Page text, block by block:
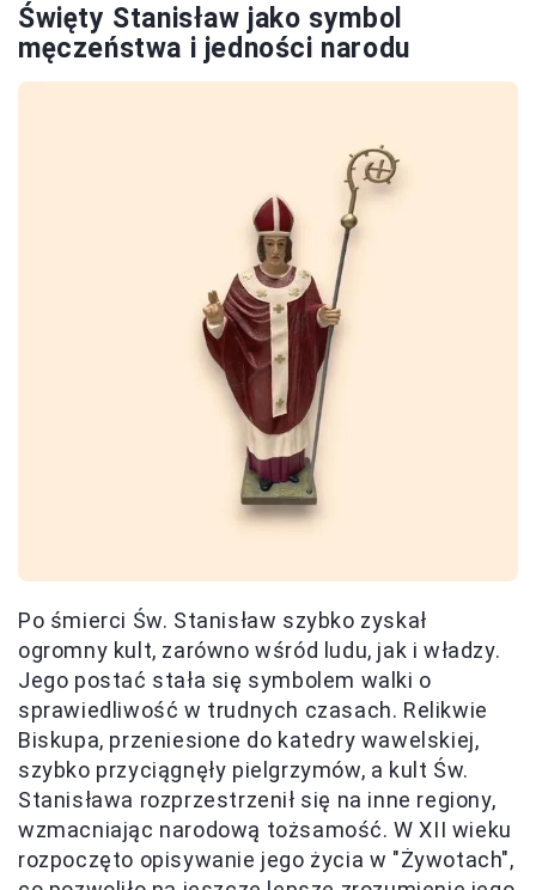
Święty Stanisław jako symbol
męczeństwa i jedności narodu
Po śmierci Św. Stanisław szybko zyskał
ogromny kult, zarówno wśród ludu, jak i władzy.
Jego postać stała się symbolem walki o
sprawiedliwość w trudnych czasach. Relikwie
Biskupa, przeniesione do katedry wawelskiej,
szybko przyciągnęły pielgrzymów, a kult Św.
Stanisława rozprzestrzenił się na inne regiony,
wzmacniając narodową tożsamość. W XII wieku
rozpoczęto opisywanie jego życia w "Żywotach",